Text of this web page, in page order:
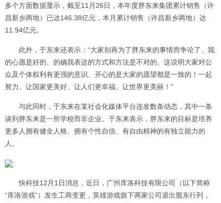
多个方面数据显示，截至11月26日，本年度胖东来集团累计销售（许
昌新乡两地）已达146.38亿元，本月累计销售（许昌新乡两地）达
11.94亿元。
此外，于东来还表示：“大家别再为了胖东来的事情而争论了、我
的心愿是好的、的确我表达的方式和方法是不对的、这说明大家对公
众及个体权利有更强的意识、开心的是大家的愿望都是一致的！一起
努力、让国家更美好、让人们更幸福、让世界更美丽！”
与此同时，于东来在某社会化媒体平台连发数条动态，其中一条
谈到胖东来是一所学校而非企业。于东来表示，胖东来的目标是培养
更多人拥有健全人格、拥有个性自信、有自由精神的有独立能力的
人。
快科技12月1日消息，近日，广州库洛科技有限公司（以下简称
“库洛游戏”）发生工商变更，英雄游戏旗下两家公司退出股东行列，